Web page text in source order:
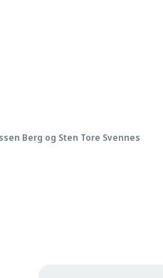
Berg og Sten Tore Svennes